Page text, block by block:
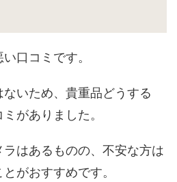
口コミです。
いため、貴重品どうする
がありました。
はあるものの、不安な方は
がおすすめです。